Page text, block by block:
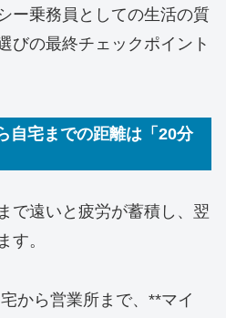
ー乗務員としての生活の質
びの最終チェックポイント
自宅までの距離は「20分
で遠いと疲労が蓄積し、翌
す。
から営業所まで、**マイ